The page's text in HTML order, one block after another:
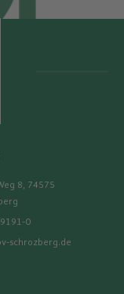
8, 74575
0
schrozberg.de